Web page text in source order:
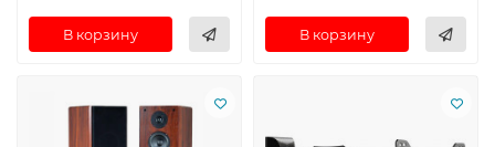
В корзину В корзину